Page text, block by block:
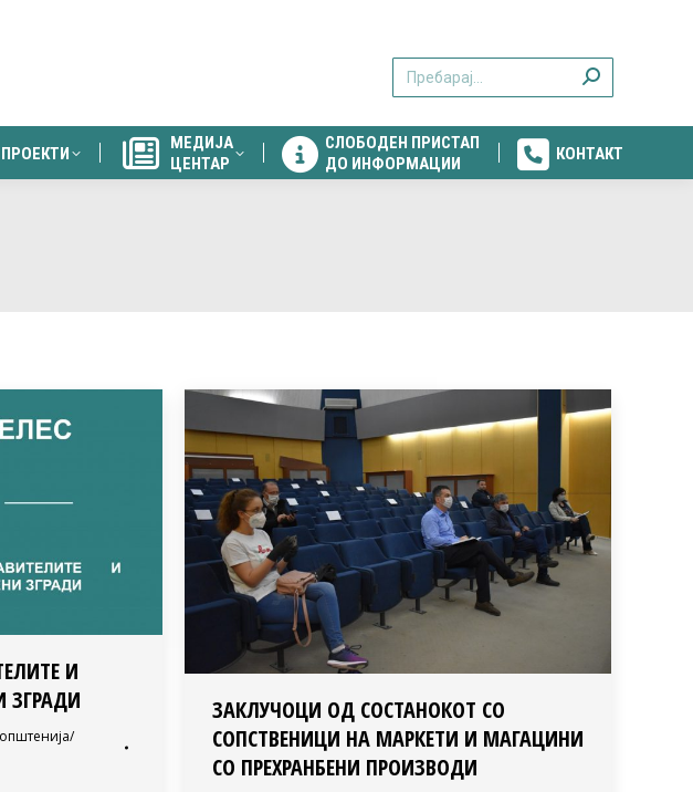
ПРОЕКТИ
МЕДИЈА
ЦЕНТАР
СЛОБОДЕН ПРИСТАП
ДО ИНФОРМАЦИИ
КОНТАКТ
И
ЗГРАДИ
ЗАКЛУЧОЦИ ОД СОСТАНОКОТ СО
СОПСТВЕНИЦИ НА МАРКЕТИ И МАГАЦИНИ
СО ПРЕХРАНБЕНИ ПРОИЗВОДИ